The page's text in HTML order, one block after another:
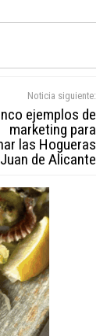
Noticia siguiente:
ejemplos de
marketing para
las Hogueras
de Alicante